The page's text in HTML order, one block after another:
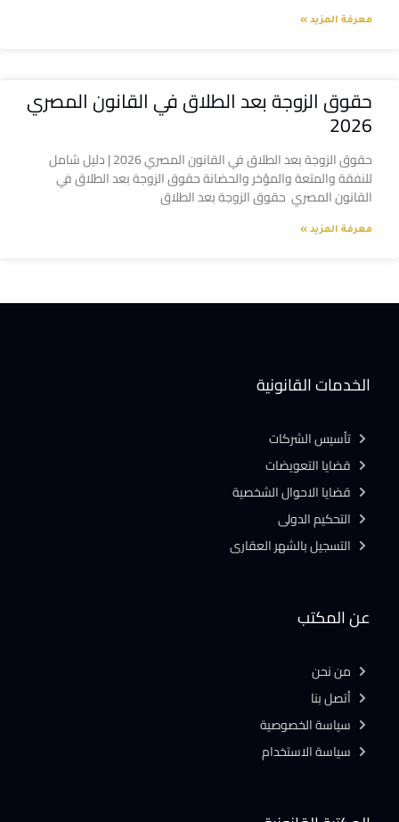
معرفة المزيد »
حقوق الزوجة بعد الطلاق في القانون المصري
2026
حقوق الزوجة بعد الطلاق في القانون المصري 2026 | دليل شامل
للنفقة والمتعة والمؤخر والحضانة حقوق الزوجة بعد الطلاق في
القانون المصري حقوق الزوجة بعد الطلاق
معرفة المزيد »
عن المكتب
من نحن
أتصل بنا
سياسة الخصوصية
سياسة الاستخدام
الخدمات القانونية
تأسيس الشركات
قضايا التعويضات
قضايا الاحوال الشخصية
التحكيم الدولى
التسجيل بالشهر العقارى